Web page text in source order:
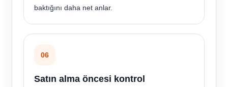
baktığını daha net anlar.
06
Satın alma öncesi kontrol